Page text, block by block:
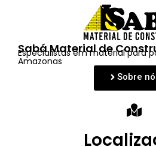
Sabá Material de
Especialistas em material para
Amazonas
Sobre